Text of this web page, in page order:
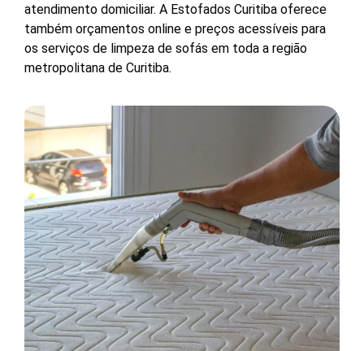
atendimento domiciliar. A Estofados Curitiba oferece
também orçamentos online e preços acessíveis para
os serviços de limpeza de sofás em toda a região
metropolitana de Curitiba.